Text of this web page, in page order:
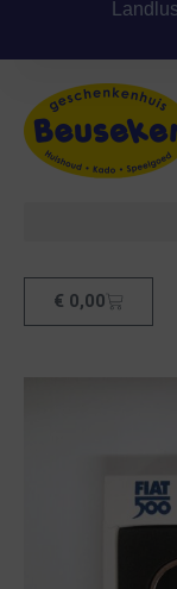
€ 0,00